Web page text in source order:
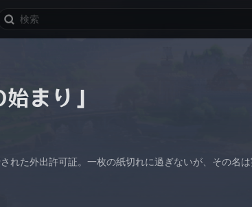
始まり」
れた外出許可証。一枚の紙切れに過ぎないが、その名は